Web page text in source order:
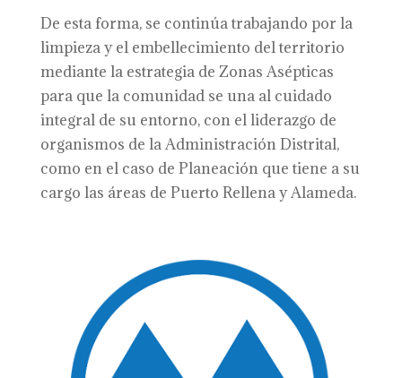
De esta forma, se continúa trabajando por la
limpieza y el embellecimiento del territorio
mediante la estrategia de Zonas Asépticas
para que la comunidad se una al cuidado
integral de su entorno, con el liderazgo de
organismos de la Administración Distrital,
como en el caso de Planeación que tiene a su
cargo las áreas de Puerto Rellena y Alameda.